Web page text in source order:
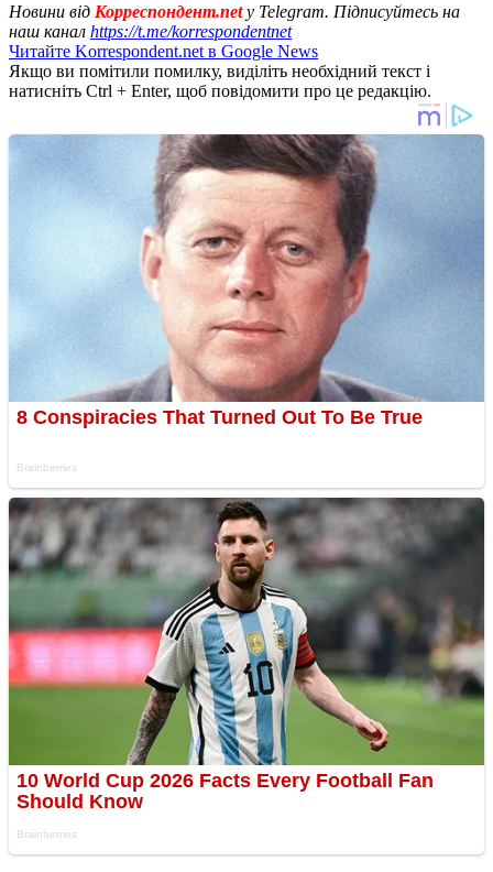
Новини від Корреспондент.netу Telegram. Підписуйтесь на
наш канал https://t.me/korrespondentnet
Читайте Korrespondent.net в Google News
Якщо ви помітили помилку, виділіть необхідний текст і
натисніть Ctrl + Enter, щоб повідомити про це редакцію.